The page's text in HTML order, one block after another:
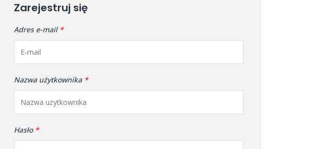
Zarejestruj się
Adres e-mail *
Nazwa użytkownika *
Hasło *